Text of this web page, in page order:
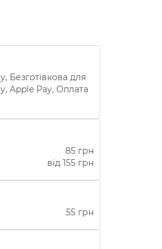
Безготівкова для
Apple Pay, Оплата
85 грн
від 155 грн
55 грн